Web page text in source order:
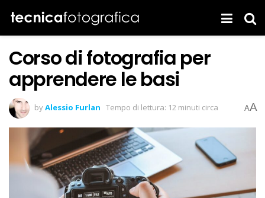
Corso di fotografia per
apprendere le basi
byAlessio Furlan Tempo di lettura: 12 minuti circa AA